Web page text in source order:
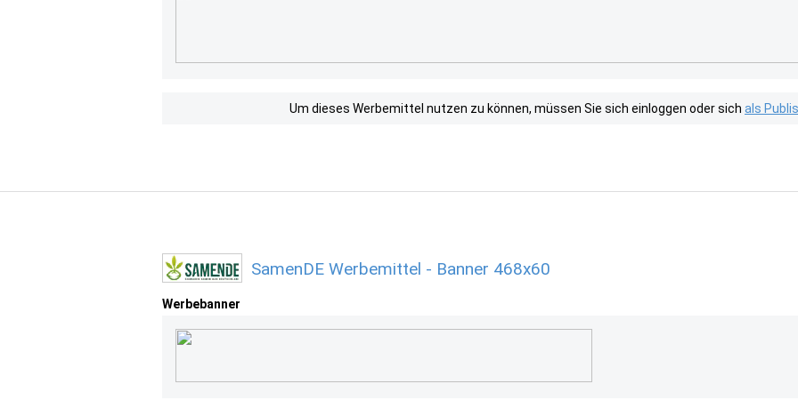
Um dieses Werbemittel nutzen zu können, müssen Sie sich einloggen oder sich als
SamenDE Werbemittel - Banner 468x60
Werbebanner